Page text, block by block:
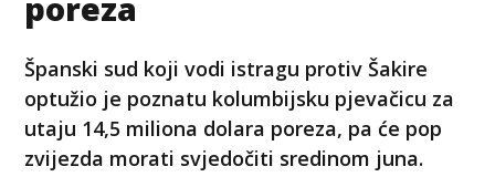
Španski sud koji vodi istragu protiv Šakire
optužio je poznatu kolumbijsku pjevačicu za
utaju 14,5 miliona dolara poreza, pa će pop
zvijezda morati svjedočiti sredinom juna.